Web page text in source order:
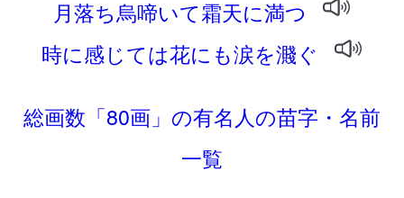
月落ち烏啼いて霜天に満つ
時に感じては花にも涙を濺ぐ
総画数「80画」の有名人の苗字・名前
一覧